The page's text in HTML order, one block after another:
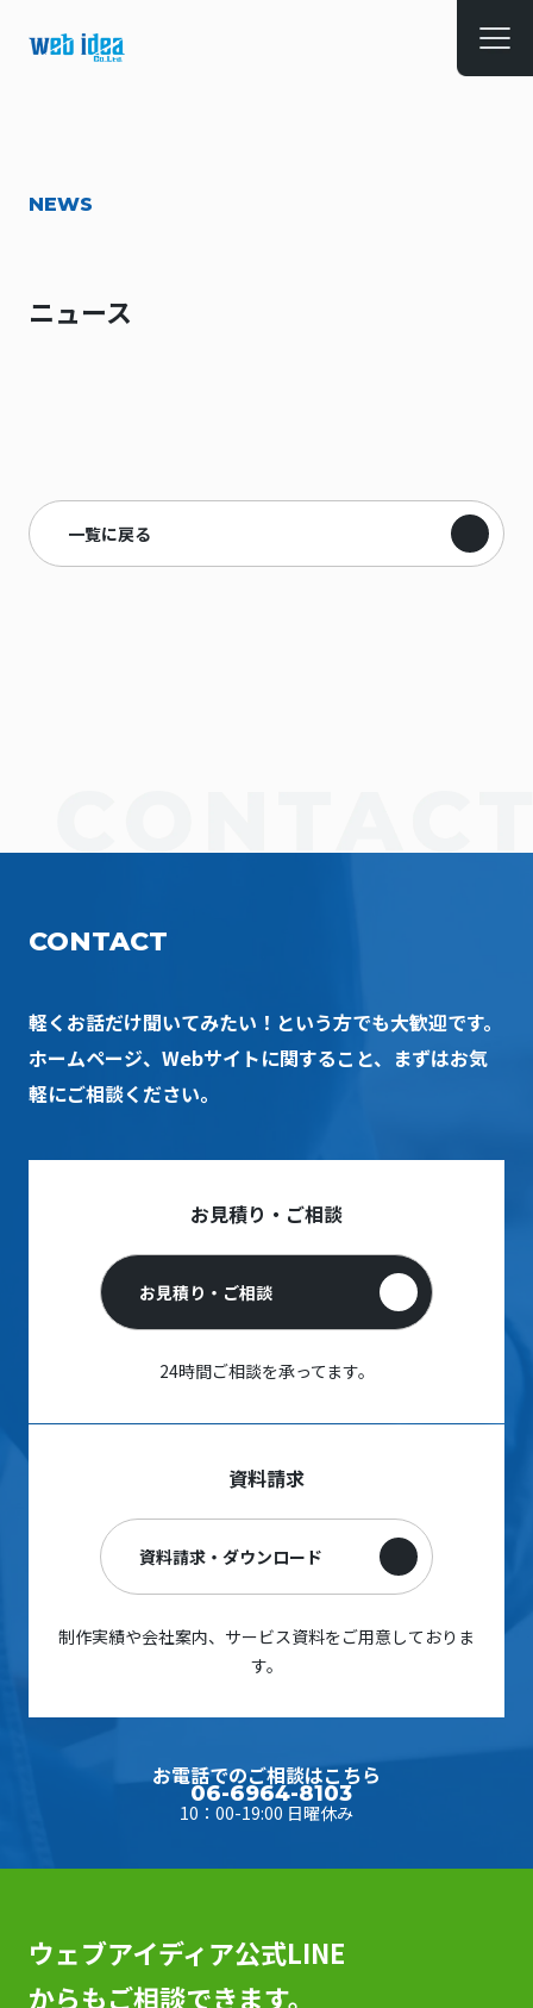
NEWS
ニュース
一覧に戻る
CONTACT
軽くお話だけ聞いてみたい！という方でも大歓迎です。
ホームページ、Webサイトに関すること、まずはお気
軽にご相談ください。
お見積り・ご相談
お見積り・ご相談
24時間ご相談を承ってます。
資料請求
資料請求・ダウンロード
制作実績や会社案内、サービス資料をご用意しておりま
す。
お電話でのご相談はこちら
06-6964-8103
10：00-19:00 日曜休み
ウェブアイディア公式LINE
からもご相談できます。